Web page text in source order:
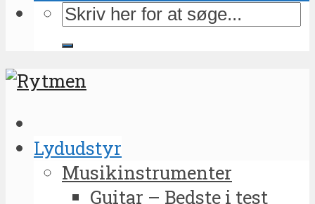
Lydudstyr
Musikinstrumenter
Guitar – Bedste i test